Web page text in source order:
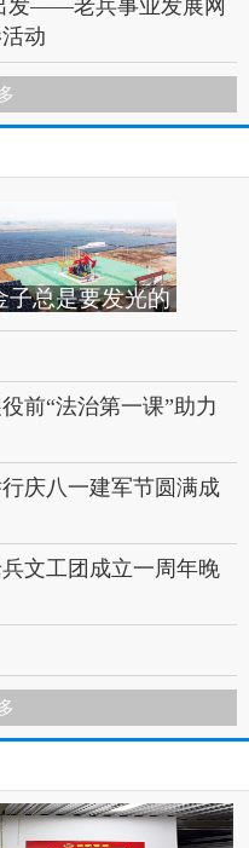
发——老兵事业发展网
动
颜”
四军父亲
技术尖兵李云岗的“硬
兵工程学院生活回忆
子总是要发光的
《三》
前“法治第一课”助力
庆八一建军节圆满成
文工团成立一周年晚
山西夏县卫体党工委
隆重召开
在敦化拉开帷幕